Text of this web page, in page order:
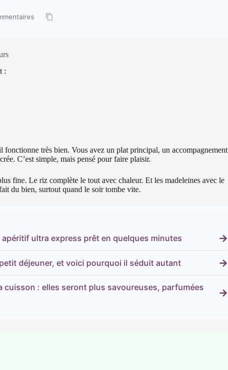
·
:
fonctionne très bien. Vous avez un plat principal, un accompagnement
C’est simple, mais pensé pour faire plaisir.
fine. Le riz complète le tout avec chaleur. Et les madeleines avec le
du bien, surtout quand le soir tombe vite.
ultra express prêt en quelques minutes →
déjeuner, et voici pourquoi il séduit autant →
cuisson : elles seront plus savoureuses, parfumées
→